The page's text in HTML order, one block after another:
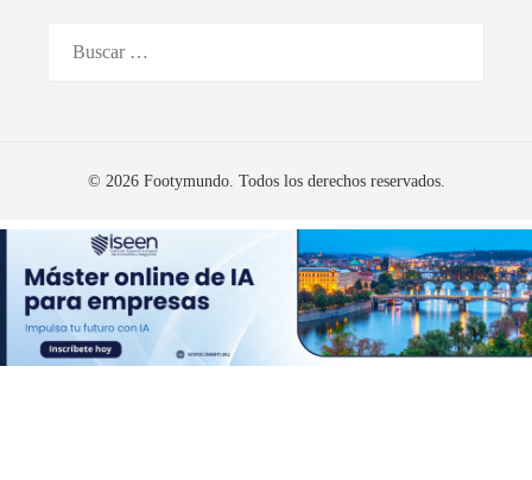
© 2026 Footymundo. Todos los derechos reservados.